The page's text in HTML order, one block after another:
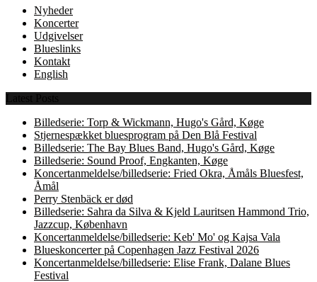
Nyheder
Koncerter
Udgivelser
Blueslinks
Kontakt
English
Latest Posts
Billedserie: Torp & Wickmann, Hugo's Gård, Køge
Stjernespækket bluesprogram på Den Blå Festival
Billedserie: The Bay Blues Band, Hugo's Gård, Køge
Billedserie: Sound Proof, Engkanten, Køge
Koncertanmeldelse/billedserie: Fried Okra, Åmåls Bluesfest,
Åmål
Perry Stenbäck er død
Billedserie: Sahra da Silva & Kjeld Lauritsen Hammond Trio,
Jazzcup, København
Koncertanmeldelse/billedserie: Keb' Mo' og Kajsa Vala
Blueskoncerter på Copenhagen Jazz Festival 2026
Koncertanmeldelse/billedserie: Elise Frank, Dalane Blues
Festival